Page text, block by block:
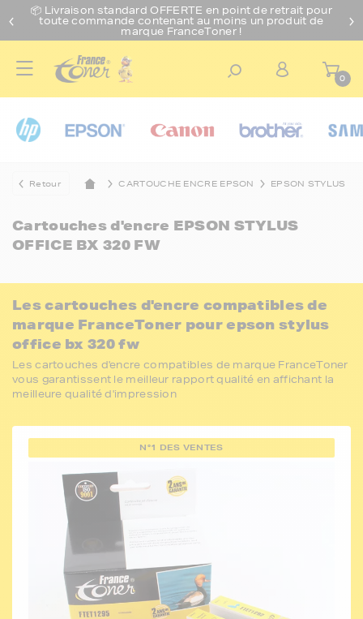
📦 Livraison standard OFFERTE en point de retrait pour
toute commande contenant au moins un produit de
marque FranceToner !
0
Retour CARTOUCHE ENCRE EPSON EPSON STYLUS
Cartouches d'encre EPSON STYLUS
OFFICE BX 320 FW
Les cartouches d'encre compatibles de
marque FranceToner pour epson stylus
office bx 320 fw
Les cartouches d'encre compatibles de marque FranceToner
vous garantissent le meilleur rapport qualité en affichant la
meilleure qualité d'impression
N°1 DES VENTES